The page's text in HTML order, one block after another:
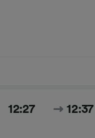
12:27 12:37